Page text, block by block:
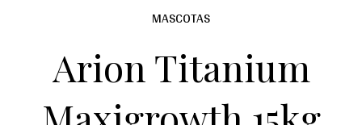
MASCOTAS
Arion Titanium